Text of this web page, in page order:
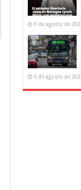
6 de agosto de
6 de agosto de